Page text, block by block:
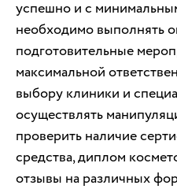
успешно и с
необходимо выполнять
подготовительные
максимальной
выбору клиники и
осуществлять
проверить наличие
средства, диплом
отзывы на различных